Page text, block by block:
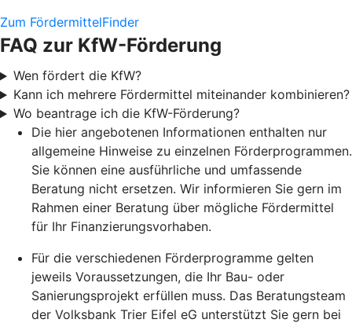
Zum FördermittelFinder
FAQ zur KfW-Förderung
Wen fördert die KfW?
Kann ich mehrere Fördermittel miteinander kombinieren?
Wo beantrage ich die KfW-Förderung?
Die hier angebotenen Informationen enthalten nur
allgemeine Hinweise zu einzelnen Förderprogrammen.
Sie können eine ausführliche und umfassende
Beratung nicht ersetzen. Wir informieren Sie gern im
Rahmen einer Beratung über mögliche Fördermittel
für Ihr Finanzierungsvorhaben.
Für die verschiedenen Förderprogramme gelten
jeweils Voraussetzungen, die Ihr Bau- oder
Sanierungsprojekt erfüllen muss. Das Beratungsteam
der Volksbank Trier Eifel eG unterstützt Sie gern bei